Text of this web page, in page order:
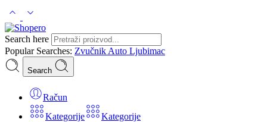
Search here
Popular Searches: Zvučnik Auto Ljubimac
Search
Račun
Kategorije
Kategorije